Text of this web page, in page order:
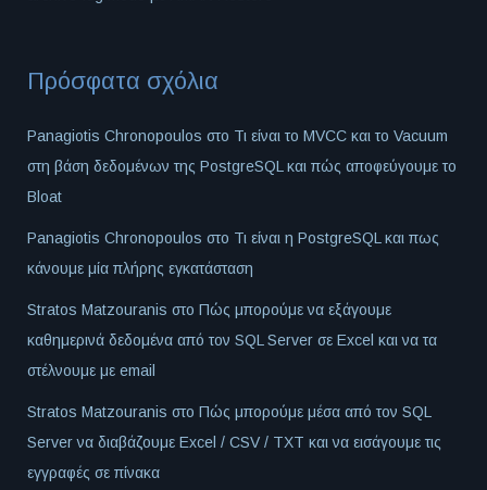
Πρόσφατα σχόλια
Panagiotis Chronopoulos στο Τι είναι το MVCC και το Vacuum
στη βάση δεδομένων της PostgreSQL και πώς αποφεύγουμε το
Bloat
Panagiotis Chronopoulos στο Τι είναι η PostgreSQL και πως
κάνουμε μία πλήρης εγκατάσταση
Stratos Matzouranis στο Πώς μπορούμε να εξάγουμε
καθημερινά δεδομένα από τον SQL Server σε Excel και να τα
στέλνουμε με email
Stratos Matzouranis στο Πώς μπορούμε μέσα από τον SQL
Server να διαβάζουμε Excel / CSV / TXT και να εισάγουμε τις
εγγραφές σε πίνακα